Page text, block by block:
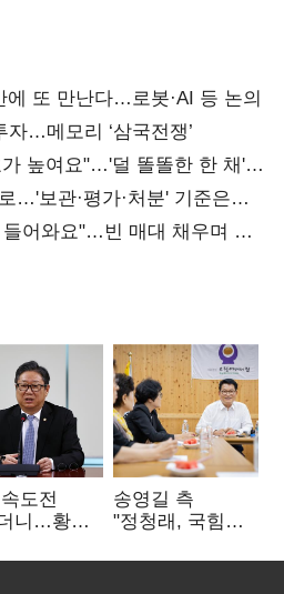
에 또 만난다…로봇·AI 등 논의
…메모리 ‘삼국전쟁’
높여요"…'덜 똘똘한 한 채'
…'보관·평가·처분' 기준은
어와요"…빈 매대 채우며 문
도전
니…황희,
링' 제안
송영길 측
"정청래, 국힘
민주당 대표로